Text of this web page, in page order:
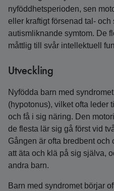
nyföddhets­perioden, sen
eller kraftigt försenad tal-
autismliknande symtom. De
måttlig till svår intellektuell
Utveckling
Nyfödda barn med
(hypotonus), vilket ofta leder
och få i sig näring. Den
de flesta lär sig gå först vid
Gången är ofta bredbent och
att äta och klä på sig själva,
andra barn.
Barn med syndromet börjar